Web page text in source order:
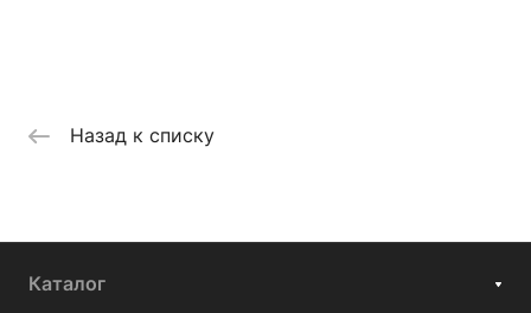
Назад к списку
Каталог